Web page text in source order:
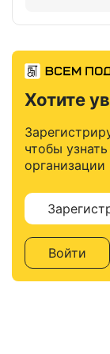
Хотите
чтобы
организации
Войти